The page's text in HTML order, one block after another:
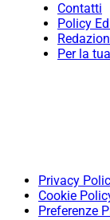
Contatti
Policy
Per la
Privacy
Cookie
Preferenze